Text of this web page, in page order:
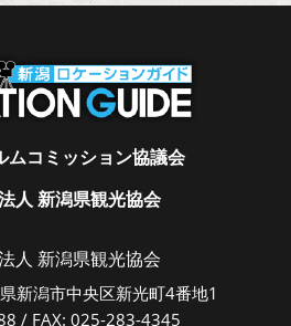
ムコミッション協議会
人 新潟県観光協会
人 新潟県観光協会
新潟市中央区新光町4番地1
/ FAX: 025-283-4345